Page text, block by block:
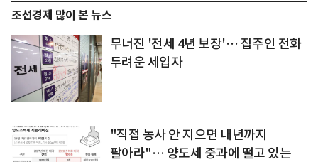
조선경제 많이 본 뉴스
무너진 '전세 4년 보장'… 집주인 전화
두려운 세입자
"직접 농사 안 지으면 내년까지
팔아라"… 양도세 중과에 떨고 있는